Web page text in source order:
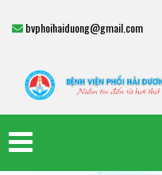
bvphoihaiduong@gmail.com